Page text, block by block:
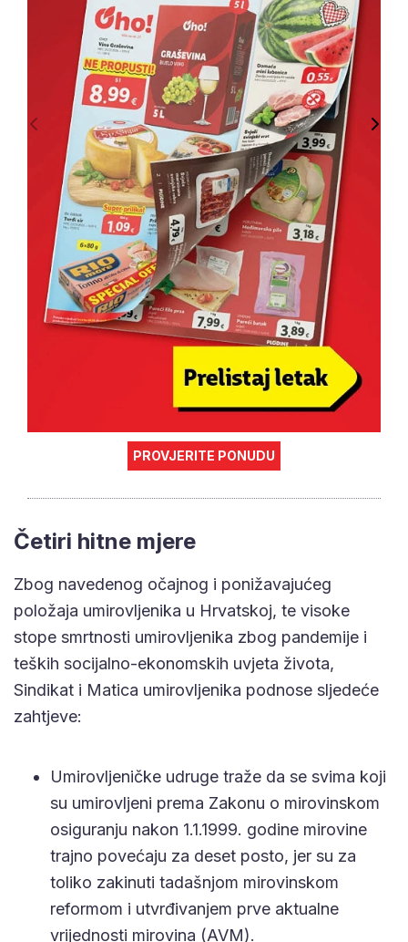
PROVJERITE PONUDU
Četiri hitne mjere
Zbog navedenog očajnog i ponižavajućeg
položaja umirovljenika u Hrvatskoj, te visoke
stope smrtnosti umirovljenika zbog pandemije i
teških socijalno-ekonomskih uvjeta života,
Sindikat i Matica umirovljenika podnose sljedeće
zahtjeve:
Umirovljeničke udruge traže da se svima koji
su umirovljeni prema Zakonu o mirovinskom
osiguranju nakon 1.1.1999. godine mirovine
trajno povećaju za deset posto, jer su za
toliko zakinuti tadašnjom mirovinskom
reformom i utvrđivanjem prve aktualne
vrijednosti mirovina (AVM).